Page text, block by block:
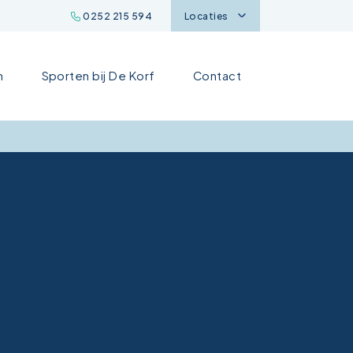
0252 215 594 Locaties
Sporten bij De Korf Contact